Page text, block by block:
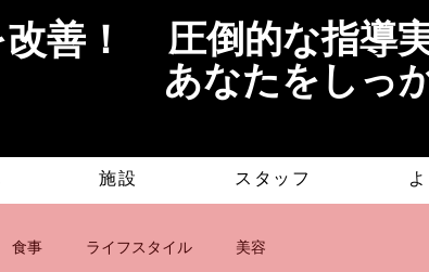
善！​​
圧倒的な指導
あなたをしっ
施設 スタッフ
食事 ライフスタイル 美容